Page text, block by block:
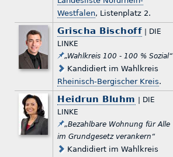
Westfalen, Listenplatz 2.
Grischa Bischoff | DIE
LINKE
„Wahlkreis 100 - 100 % Sozial“
Kandidiert im Wahlkreis
Rheinisch-Bergischer Kreis.
Heidrun Bluhm
| DIE
LINKE
„Bezahlbare Wohnung für Alle
im Grundgesetz verankern“
Kandidiert im Wahlkreis